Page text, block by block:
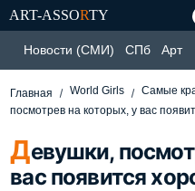
ART-ASSORTY
Новости (СМИ) СПб Арт
Главная World Girls Самые
посмотрев на которых, у вас
Девушки,
вас появится